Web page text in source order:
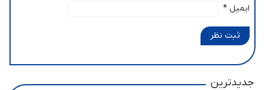
ایمیل *
ثبت نظر
جدیدترین